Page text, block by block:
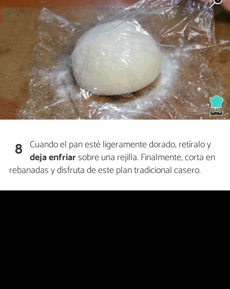
8 Cuando el pan esté ligeramente dorado, retíralo y
deja enfriarsobre una rejilla. Finalmente, corta en
rebanadas y disfruta de este plan tradicional casero.